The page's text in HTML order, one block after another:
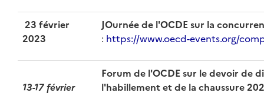
23 février
2023
JOurnée de l'OCDE sur la
: https://www.oecd-events.org/
13-17 février
Forum de l'OCDE sur le devoir de
l'habillement et de la chaussure